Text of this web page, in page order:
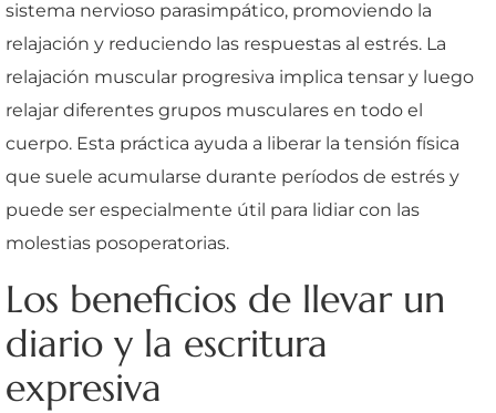
sistema nervioso parasimpático, promoviendo la
relajación y reduciendo las respuestas al estrés. La
relajación muscular progresiva implica tensar y luego
relajar diferentes grupos musculares en todo el
cuerpo. Esta práctica ayuda a liberar la tensión física
que suele acumularse durante períodos de estrés y
puede ser especialmente útil para lidiar con las
molestias posoperatorias.
Los beneficios de llevar un
diario y la escritura
expresiva